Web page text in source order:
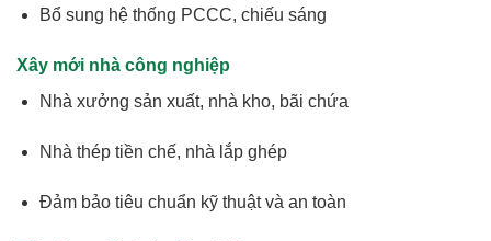
Bổ sung hệ thống PCCC, chiếu sáng
Xây mới nhà công nghiệp
Nhà xưởng sản xuất, nhà kho, bãi chứa
Nhà thép tiền chế, nhà lắp ghép
Đảm bảo tiêu chuẩn kỹ thuật và an toàn